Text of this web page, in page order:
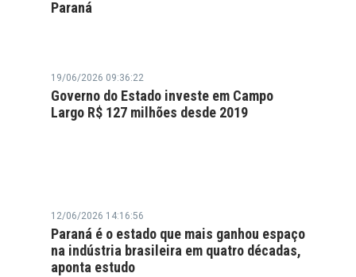
Paraná
19/06/2026 09:36:22
Governo do Estado investe em Campo
Largo R$ 127 milhões desde 2019
12/06/2026 14:16:56
Paraná é o estado que mais ganhou espaço
na indústria brasileira em quatro décadas,
aponta estudo